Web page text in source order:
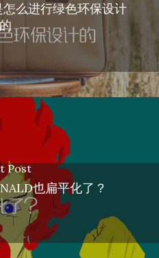
么进行绿色环保设计
的
Post
也扁平化了？